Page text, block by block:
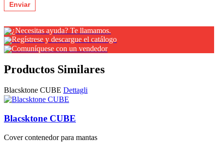
¿Necesitas ayuda? Te llamamos.
Regístrese y descargue el catálogo
Comuníquese con un vendedor
Productos Similares
Blacsktone CUBE Dettagli
Blacsktone CUBE
Cover contenedor para mantas